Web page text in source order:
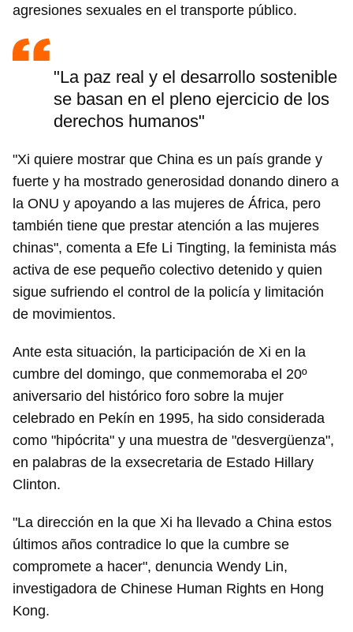
Guardar como favorito
Para poder guardar como favorito, primero has de
iniciar sesión con tu cuenta de 14ymedio.
agresiones sexuales en el transporte público.
"La paz real y el desarrollo sostenible
se basan en el pleno ejercicio de los
derechos humanos"
"Xi quiere mostrar que China es un país grande y
fuerte y ha mostrado generosidad donando dinero a
la ONU y apoyando a las mujeres de África, pero
también tiene que prestar atención a las mujeres
chinas", comenta a Efe Li Tingting, la feminista más
activa de ese pequeño colectivo detenido y quien
sigue sufriendo el control de la policía y limitación
de movimientos.
Ante esta situación, la participación de Xi en la
cumbre del domingo, que conmemoraba el 20º
aniversario del histórico foro sobre la mujer
celebrado en Pekín en 1995, ha sido considerada
como "hipócrita" y una muestra de "desvergüenza",
en palabras de la exsecretaria de Estado Hillary
Clinton.
"La dirección en la que Xi ha llevado a China estos
últimos años contradice lo que la cumbre se
compromete a hacer", denuncia Wendy Lin,
investigadora de Chinese Human Rights en Hong
Kong.